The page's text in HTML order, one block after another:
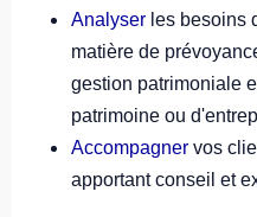
Analyser les besoins
matière de
gestion patrimoniale
patrimoine ou
Accompagner vos
apportant conseil et